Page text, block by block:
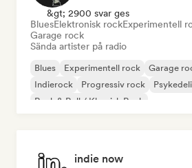
&gt; 2900 svar ges
BluesElektronisk rockExperimentell
Garage rock
Sända artister på radio
Blues Experimentell rock Garage
Indierock
Progressiv rock
Rock & Roll / Klassisk Rock
indie now